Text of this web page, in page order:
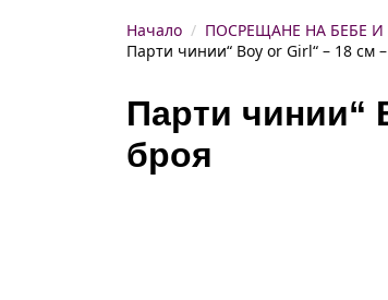
Начало
ПОСРЕЩАНЕ НА БЕБЕ И
Парти чинии“ Boy or Girl“ – 18 см
Парти чинии“
броя